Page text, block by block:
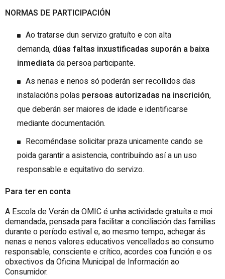
NORMAS DE PARTICIPACIÓN
Ao tratarse dun servizo gratuíto e con alta
demanda, dúas faltas inxustificadas suporán a baixa
inmediatada persoa participante.
As nenas e nenos só poderán ser recollidos das
instalacións polas persoas autorizadas na inscrición,
que deberán ser maiores de idade e identificarse
mediante documentación.
Recoméndase solicitar praza unicamente cando se
poida garantir a asistencia, contribuíndo así a un uso
responsable e equitativo do servizo.
Para ter en conta
A Escola de Verán da OMIC é unha actividade gratuíta e moi
demandada, pensada para facilitar a conciliación das familias
durante o período estival e, ao mesmo tempo, achegar ás
nenas e nenos valores educativos vencellados ao consumo
responsable, consciente e crítico, acordes coa función e os
obxectivos da Oficina Municipal de Información ao
Consumidor.